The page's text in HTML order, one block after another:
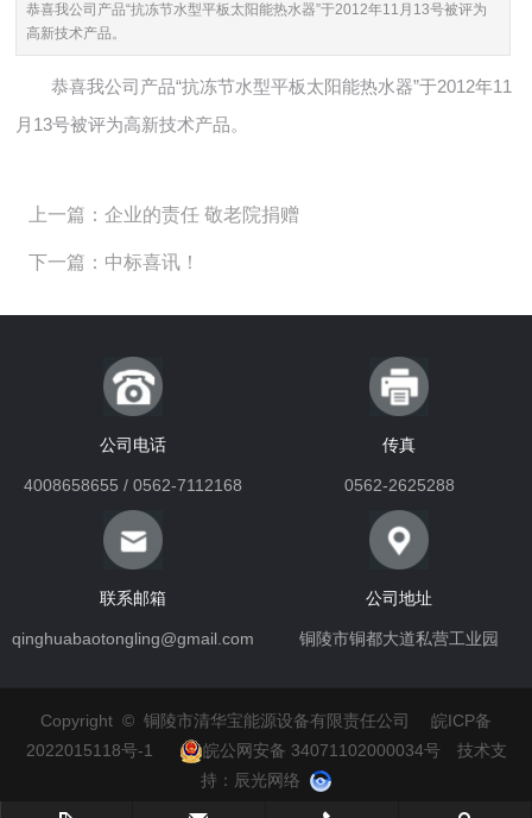
恭喜我公司产品“抗冻节水型平板太阳能热水器”于2012年11月13号被评为
高新技术产品。
恭喜我公司产品“抗冻节水型平板太阳能热水器”于2012年11
月13号被评为高新技术产品。
上一篇：企业的责任 敬老院捐赠
下一篇：中标喜讯！
公司电话
4008658655 / 0562-7112168
传真
0562-2625288
联系邮箱
qinghuabaotongling@gmail.com
公司地址
铜陵市铜都大道私营工业园
Copyright © 铜陵市清华宝能源设备有限责任公司 皖ICP备
2022015118号-1
皖公网安备 34071102000034号技术支
持： 辰光网络